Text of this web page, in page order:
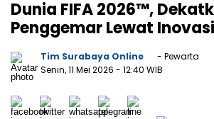
Dunia FIFA 2026™,
Penggemar Lewat
Tim Surabaya Online
- Pewarta
Senin, 11 Mei 2026 - 12:40 WIB